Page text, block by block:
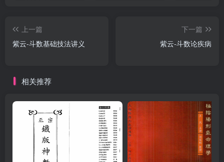
上一篇
紫云-斗数基础技法讲义
下一篇
紫云-斗数论疾病
相关推荐